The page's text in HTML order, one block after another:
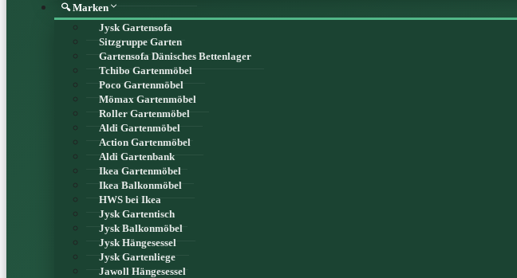
🔍 Marken
Jysk Gartensofa
Sitzgruppe Garten
Gartensofa Dänisches Bettenlager
Tchibo Gartenmöbel
Poco Gartenmöbel
Mömax Gartenmöbel
Roller Gartenmöbel
Aldi Gartenmöbel
Action Gartenmöbel
Aldi Gartenbank
Ikea Gartenmöbel
Ikea Balkonmöbel
HWS bei Ikea
Jysk Gartentisch
Jysk Balkonmöbel
Jysk Hängesessel
Jysk Gartenliege
Jawoll Hängesessel